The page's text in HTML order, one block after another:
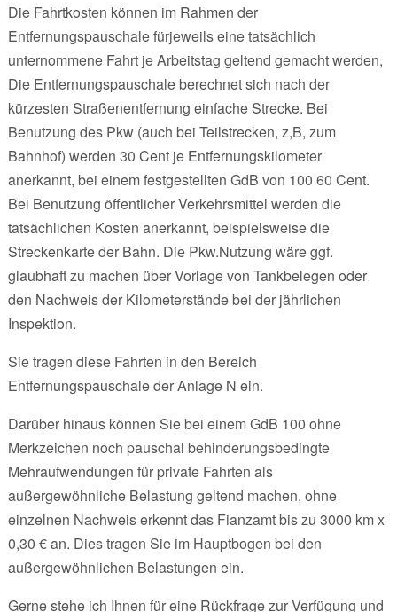
Die Fahrtkosten können im Rahmen der
Entfernungspauschale fürjeweils eine tatsächlich
unternommene Fahrt je Arbeitstag geltend gemacht werden,
Die Entfernungspauschale berechnet sich nach der
kürzesten Straßenentfernung einfache Strecke. Bei
Benutzung des Pkw (auch bei Teilstrecken, z,B, zum
Bahnhof) werden 30 Cent je Entfernungskilometer
anerkannt, bei einem festgestellten GdB von 100 60 Cent.
Bei Benutzung öffentlicher Verkehrsmittel werden die
tatsächlichen Kosten anerkannt, beispielsweise die
Streckenkarte der Bahn. Die Pkw.Nutzung wäre ggf.
glaubhaft zu machen über Vorlage von Tankbelegen oder
den Nachweis der Kilometerstände bei der jährlichen
Inspektion.
Sie tragen diese Fahrten in den Bereich
Entfernungspauschale der Anlage N ein.
Darüber hinaus können Sie bei einem GdB 100 ohne
Merkzeichen noch pauschal behinderungsbedingte
Mehraufwendungen für private Fahrten als
außergewöhnliche Belastung geltend machen, ohne
einzelnen Nachweis erkennt das Fianzamt bis zu 3000 km x
0,30 € an. Dies tragen Sie im Hauptbogen bei den
außergewöhnlichen Belastungen ein.
Gerne stehe ich Ihnen für eine Rückfrage zur Verfügung und